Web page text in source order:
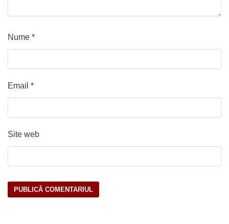
Nume *
Email *
Site web